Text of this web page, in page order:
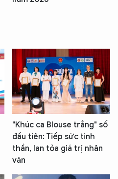
"Khúc ca Blouse trắng" số
đầu tiên: Tiếp sức tinh
thần, lan tỏa giá trị nhân
văn